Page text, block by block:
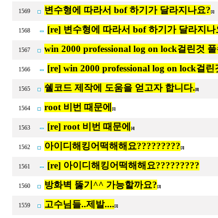
1569 변수형에 따라서 bof 하기가 달라지나요? [1]
1568 [re] 변수형에 따라서 bof 하기가 달라지나
1567 win 2000 professional log on lock걸린것
1566 [re] win 2000 professional log on lock걸
1565 쉘코드 제작에 도움을 얻고자 합니다. [8]
1564 root 비번 때문에 [1]
1563 [re] root 비번 때문에 [4]
1562 아이디해킹어떡해해요????????? [3]
1561 [re] 아이디해킹어떡해해요?????????
1560 방화벽 뚫기^^ 가능할까요? [3]
1559 고수님들..제발.... [1]